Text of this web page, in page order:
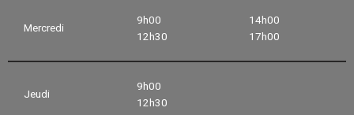
Mercredi
9h00
12h30
14h00
17h00
Jeudi
9h00
12h30